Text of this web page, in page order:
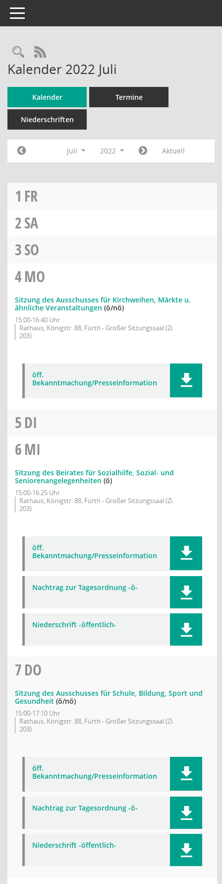
Toggle navigation
Rechercheauswahl
RSS-Feed
Kalender 2022 Juli
Kalender Termine
Niederschriften
Juli 2022 Aktuell
1 FR
2SA
3SO
4MO
Sitzung des Ausschusses für Kirchweihen, Märkte u.
ähnliche Veranstaltungen (ö/nö)
15:00-16:40 Uhr
Rathaus, Königstr. 88, Fürth - Großer Sitzungssaal (Zi.
203)
öff.
Bekanntmachung/Presseinformation
5DI
6MI
Sitzung des Beirates für Sozialhilfe, Sozial- und
Seniorenangelegenheiten (ö)
15:00-16:25 Uhr
Rathaus, Königstr. 88, Fürth - Großer Sitzungssaal (Zi.
203)
öff.
Bekanntmachung/Presseinformation
Nachtrag zur Tagesordnung -ö-
Niederschrift -öffentlich-
7DO
Sitzung des Ausschusses für Schule, Bildung, Sport und
Gesundheit (ö/nö)
15:00-17:10 Uhr
Rathaus, Königstr. 88, Fürth - Großer Sitzungssaal (Zi.
203)
öff.
Bekanntmachung/Presseinformation
Nachtrag zur Tagesordnung -ö-
Niederschrift -öffentlich-